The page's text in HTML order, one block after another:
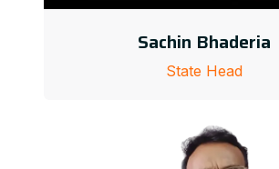
Sachin Bhaderia
State Head